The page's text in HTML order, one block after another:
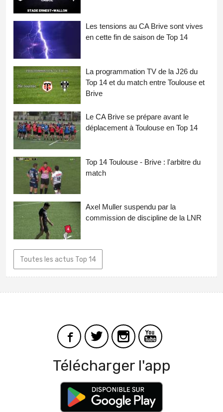
Les tensions au CA Brive sont vives
en cette fin de saison de Top 14
La programmation TV de la J26 du
Top 14 et du match entre Toulouse et
Brive
Le CA Brive se prépare avant le
déplacement à Toulouse en Top 14
Top 14 Toulouse - Brive : l'arbitre du
match
Axel Muller suspendu par la
commission de discipline de la LNR
Toutes les actus Top 14
Télécharger l'app